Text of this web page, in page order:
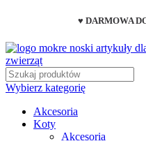
♥ DARMOWA
Wybierz kategorię
Akcesoria
Koty
Akcesoria